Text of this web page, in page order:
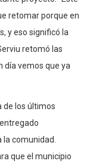
retomar porque en
y eso significó la
retomó las
día vemos que ya
de los últimos
comunidad.
que el municipio